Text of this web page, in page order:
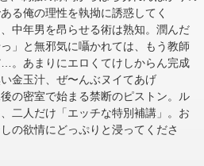
る俺の理性を執拗に誘惑してく
中年男を昂らせる術は熟知。潤んだ
」と無邪気に囁かれては、もう教師
。あまりにエロくてけしからん完成
金玉汁、ぜ〜んぶヌイてあげ
の密室で始まる禁断のピストン。ル
二人だけ「エッチな特別補講」。お
の欲情にどっぷりと浸ってくださ